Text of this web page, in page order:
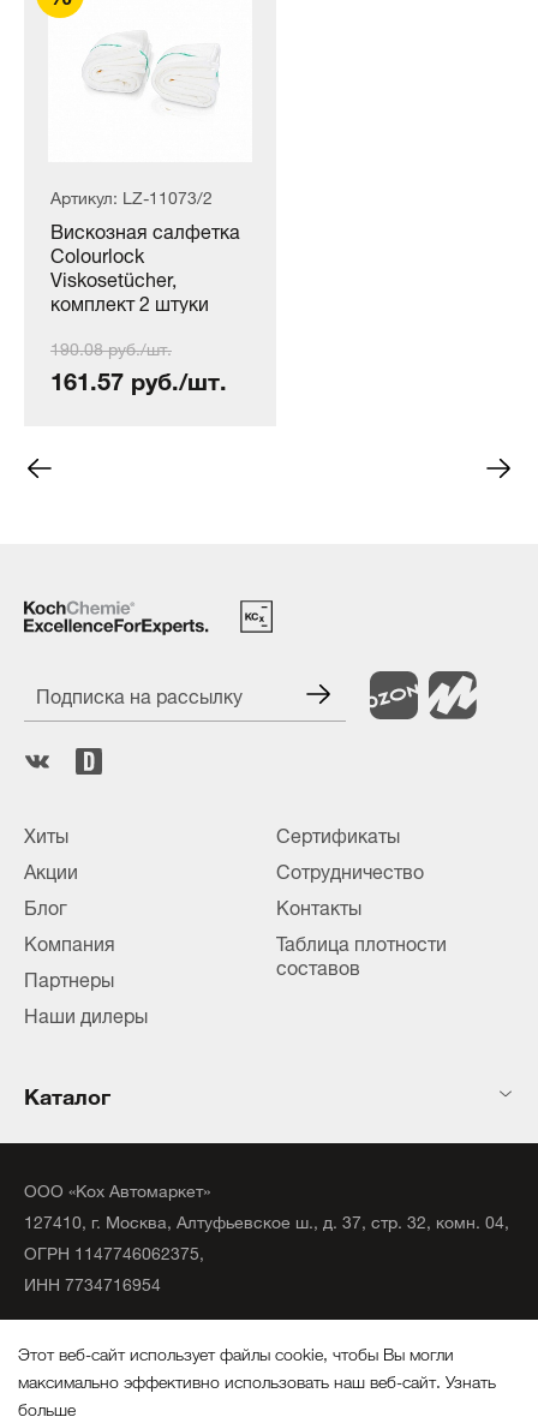
Артикул: LZ-11073/2
Вискозная салфетка
Colourlock
Viskosetücher,
комплект 2 штуки
190.08 руб./шт.
161.57 руб./шт.
Подписка на рассылку
Хиты
Акции
Блог
Компания
Партнеры
Наши дилеры
Сертификаты
Сотрудничество
Контакты
Таблица плотности
составов
Каталог
ООО «Кох Автомаркет»
127410, г. Москва, Алтуфьевское ш., д. 37, стр. 32, комн. 04,
ОГРН 1147746062375,
ИНН 7734716954
Все права защищены.
Этот веб-сайт использует файлы cookie, чтобы Вы могли
максимально эффективно использовать наш веб-сайт.Узнать
больше